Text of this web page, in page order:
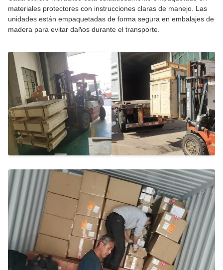
materiales protectores con instrucciones claras de manejo. Las
unidades están empaquetadas de forma segura en embalajes de
madera para evitar daños durante el transporte.